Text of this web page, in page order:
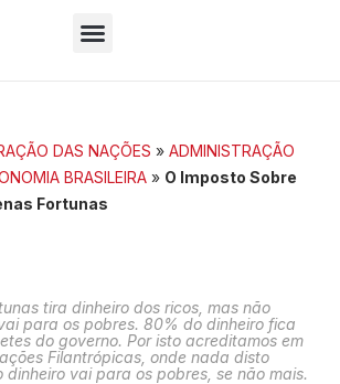
DAS NAÇÕES » ADMINISTRAÇÃO
BRASILEIRA » O Imposto Sobre
Fortunas
tira dinheiro dos ricos, mas não
para os pobres. 80% do dinheiro fica
do governo. Por isto acreditamos em
Filantrópicas, onde nada disto
vai para os pobres, se não mais.